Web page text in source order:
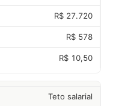
R$ 27.720
R$ 578
R$ 10,50
Teto salarial